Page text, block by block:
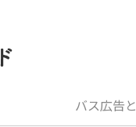
バス広告